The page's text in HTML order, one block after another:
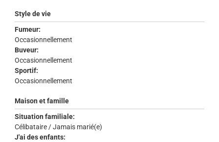
Style de vie
Fumeur:
Occasionnellement
Buveur:
Occasionnellement
Sportif:
Occasionnellement
Maison et famille
Situation familiale:
Célibataire / Jamais marié(e)
J'ai des enfants: